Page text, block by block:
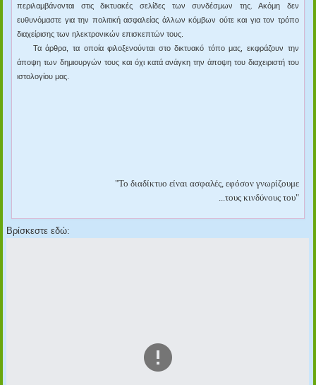
περιλαμβάνονται στις δικτυακές σελίδες των συνδέσμων της. Ακόμη δεν
ευθυνόμαστε για την πολιτική ασφαλείας άλλων κόμβων ούτε και για τον τρόπο
διαχείρισης των ηλεκτρονικών επισκεπτών τους.
Τα άρθρα, τα οποία φιλοξενούνται στο δικτυακό τόπο μας, εκφράζουν την
άποψη των δημιουργών τουςκαι όχι κατά ανάγκη την άποψη του διαχειριστή του
ιστολογίου μας.
"Το διαδίκτυο είναι ασφαλές, εφόσον γνωρίζουμε
...τους κινδύνους του"
Βρίσκεστε εδώ: